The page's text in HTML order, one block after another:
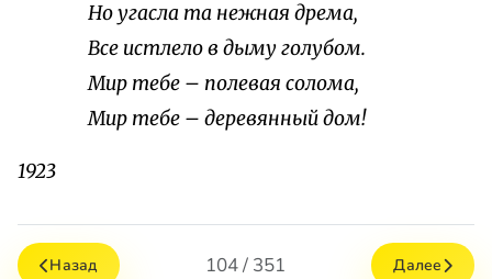
Но угасла та нежная дрема,
Все истлело в дыму голубом.
Мир тебе – полевая солома,
Мир тебе – деревянный дом!
1923
Назад 104 / 351 Далее